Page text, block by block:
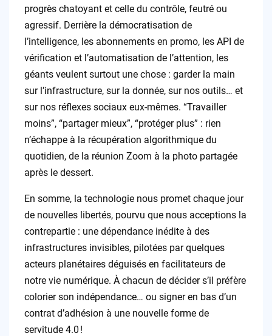
progrès chatoyant et celle du contrôle, feutré ou
agressif. Derrière la démocratisation de
l’intelligence, les abonnements en promo, les API de
vérification et l’automatisation de l’attention, les
géants veulent surtout une chose : garder la main
sur l’infrastructure, sur la donnée, sur nos outils… et
sur nos réflexes sociaux eux-mêmes. “Travailler
moins”, “partager mieux”, “protéger plus” : rien
n’échappe à la récupération algorithmique du
quotidien, de la réunion Zoom à la photo partagée
après le dessert.
En somme, la technologie nous promet chaque jour
de nouvelles libertés, pourvu que nous acceptions la
contrepartie : une dépendance inédite à des
infrastructures invisibles, pilotées par quelques
acteurs planétaires déguisés en facilitateurs de
notre vie numérique. À chacun de décider s’il préfère
colorier son indépendance… ou signer en bas d’un
contrat d’adhésion à une nouvelle forme de
servitude 4.0 !